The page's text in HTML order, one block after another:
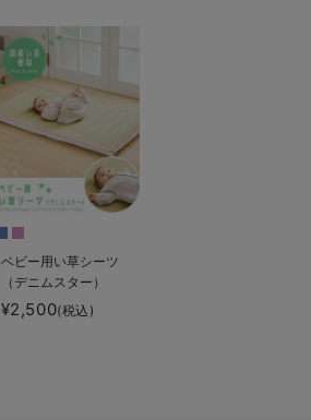
ベビー用い草シーツ
（デニムスター）
¥2,500(税込)